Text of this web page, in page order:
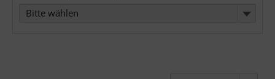
Bitte wählen